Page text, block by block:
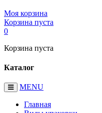
Моя корзина
Корзина пуста
0
Корзина пуста
Каталог
MENU
Главная